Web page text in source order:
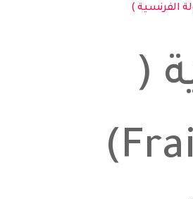
الفرنسية )
(
Fraisier)